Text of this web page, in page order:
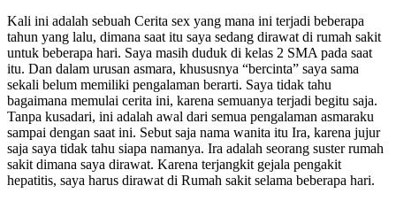
Kali ini adalah sebuah Cerita sex yang mana ini terjadi beberapa
tahun yang lalu, dimana saat itu saya sedang dirawat di rumah sakit
untuk beberapa hari. Saya masih duduk di kelas 2 SMA pada saat
itu. Dan dalam urusan asmara, khususnya “bercinta” saya sama
sekali belum memiliki pengalaman berarti. Saya tidak tahu
bagaimana memulai cerita ini, karena semuanya terjadi begitu saja.
Tanpa kusadari, ini adalah awal dari semua pengalaman asmaraku
sampai dengan saat ini. Sebut saja nama wanita itu Ira, karena jujur
saja saya tidak tahu siapa namanya. Ira adalah seorang suster rumah
sakit dimana saya dirawat. Karena terjangkit gejala pengakit
hepatitis, saya harus dirawat di Rumah sakit selama beberapa hari.